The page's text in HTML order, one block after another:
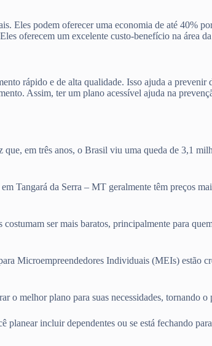
Eles podem oferecer uma economia de até 40%
oferecem um excelente custo-benefício na área
rápido e de alta qualidade. Isso ajuda a prevenir
Assim, ter um plano acessível ajuda na
em três anos, o Brasil viu uma queda de 3,1
Tangará da Serra – MT geralmente têm preços
ser mais baratos, principalmente para
Microempreendedores Individuais (MEIs) estão
o melhor plano para suas necessidades, tornando o
planear incluir dependentes ou se está fechando